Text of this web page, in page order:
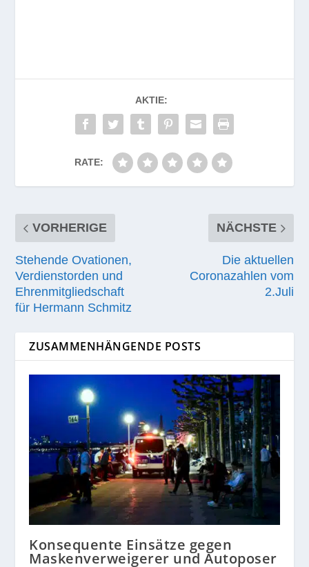
AKTIE:
RATE:
VORHERIGE
Stehende Ovationen,
Verdienstorden und
Ehrenmitgliedschaft
für Hermann Schmitz
NÄCHSTE
Die aktuellen
Coronazahlen vom
2.Juli
ZUSAMMENHÄNGENDE POSTS
Konsequente Einsätze gegen
Maskenverweigerer und Autoposer